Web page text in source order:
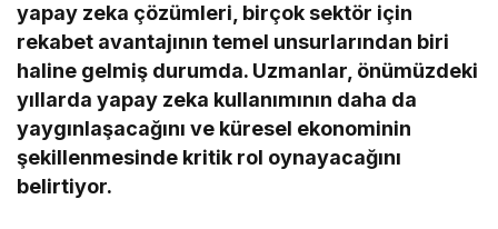
yapay zeka çözümleri, birçok sektör için
rekabet avantajının temel unsurlarından biri
haline gelmiş durumda. Uzmanlar, önümüzdeki
yıllarda yapay zeka kullanımının daha da
yaygınlaşacağını ve küresel ekonominin
şekillenmesinde kritik rol oynayacağını
belirtiyor.